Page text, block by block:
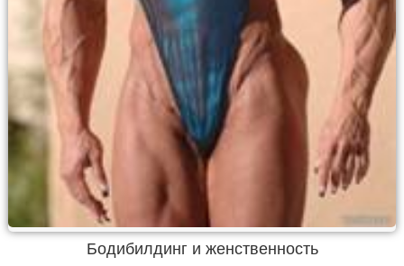
Бодибилдинг и женственность